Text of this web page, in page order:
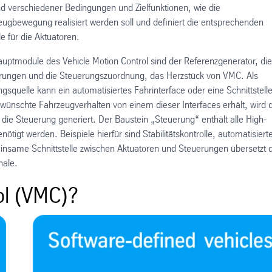
verschiedener Bedingungen und Zielfunktionen, wie die
realisiert werden soll und definiert die entsprechenden
für die Aktuatoren.​
des Vehicle Motion Control sind der Referenzgenerator, die
und die Steuerungszuordnung, das Herzstück von VMC. Als
kann ein automatisiertes Fahrinterface oder eine
Fahrzeugverhalten von einem dieser Interfaces erhält, wird
Steuerung generiert. Der Baustein „Steuerung“ enthält alle High-
werden. Beispiele hierfür sind Stabilitätskontrolle,
Schnittstelle zwischen Aktuatoren und Steuerungen übersetzt
(VMC)?